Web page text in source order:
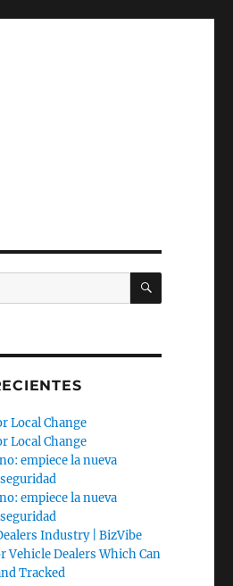
BUSCAR
Local Change
Local Change
empiece la nueva
empiece la nueva
Industry | BizVibe
Vehicle Dealers Which Can
Tracked